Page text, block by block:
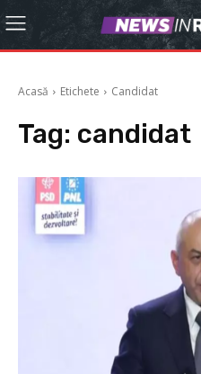
Acasă Etichete Candidat
Tag: candidat